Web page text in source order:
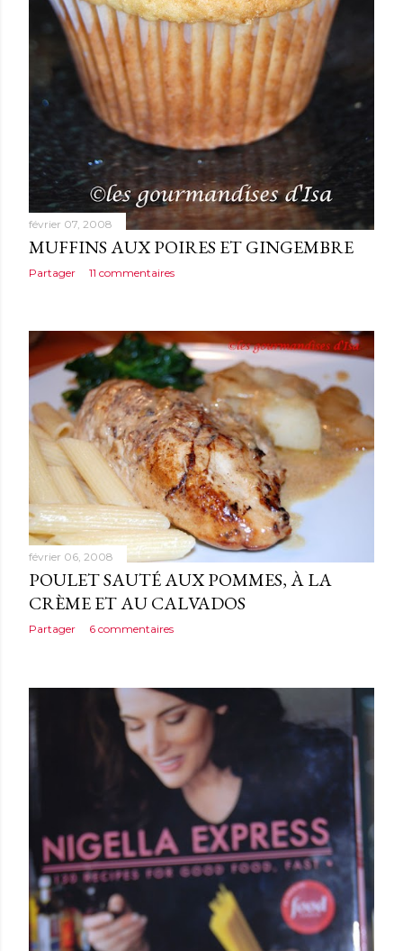
février 07, 2008
MUFFINS AUX POIRES ET GINGEMBRE
Partager 11 commentaires
février 06, 2008
POULET SAUTÉ AUX POMMES, À LA
CRÈME ET AU CALVADOS
Partager 6 commentaires